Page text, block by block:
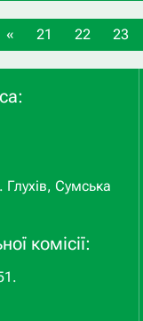
« 21 22 23
Сумська
комісії:
.